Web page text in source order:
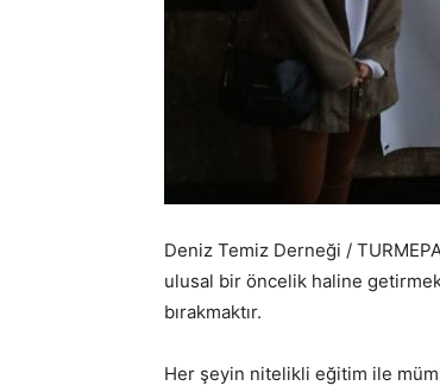
Deniz Temiz Derneği /
ulusal bir öncelik haline
bırakmaktır.
Her şeyin nitelikli eğitim ile